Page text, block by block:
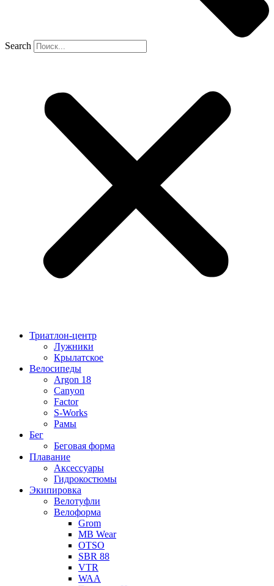
Search
Триатлон-центр
Лужники
Крылатское
Велосипеды
Argon 18
Canyon
Factor
S-Works
Рамы
Бег
Беговая форма
Плавание
Аксессуары
Гидрокостюмы
Экипировка
Велотуфли
Велоформа
Grom
MB Wear
OTSO
SBR 88
VTR
WAA